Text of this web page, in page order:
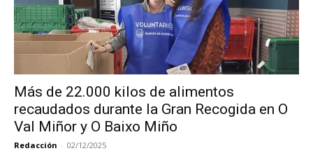
Más de 22.000 kilos de alimentos
recaudados durante la Gran Recogida en O
Val Miñor y O Baixo Miño
Redacción - 02/12/2025